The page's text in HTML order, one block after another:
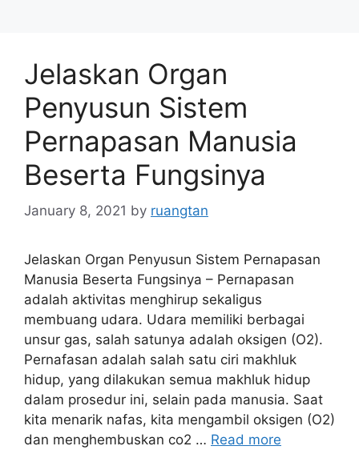
Jelaskan Organ
Penyusun Sistem
Pernapasan Manusia
Beserta Fungsinya
January 8, 2021 by ruangtan
Jelaskan Organ Penyusun Sistem Pernapasan
Manusia Beserta Fungsinya – Pernapasan
adalah aktivitas menghirup sekaligus
membuang udara. Udara memiliki berbagai
unsur gas, salah satunya adalah oksigen (O2).
Pernafasan adalah salah satu ciri makhluk
hidup, yang dilakukan semua makhluk hidup
dalam prosedur ini, selain pada manusia. Saat
kita menarik nafas, kita mengambil oksigen (O2)
dan menghembuskan co2 … Read more